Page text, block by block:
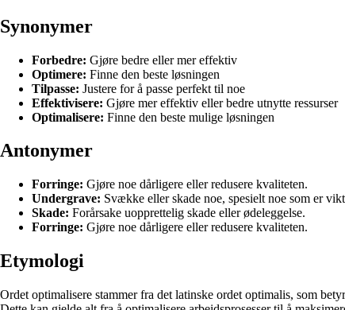
Synonymer
Forbedre: Gjøre bedre eller mer effektiv
Optimere: Finne den beste løsningen
Tilpasse: Justere for å passe perfekt til noe
Effektivisere: Gjøre mer effektiv eller bedre utnytte ressurser
Optimalisere: Finne den beste mulige løsningen
Antonymer
Forringe: Gjøre noe dårligere eller redusere kvaliteten.
Undergrave: Svække eller skade noe, spesielt noe som er
Skade: Forårsake uopprettelig skade eller ødeleggelse.
Forringe: Gjøre noe dårligere eller redusere kvaliteten.
Etymologi
Ordet optimalisere stammer fra det latinske ordet optimalis, som